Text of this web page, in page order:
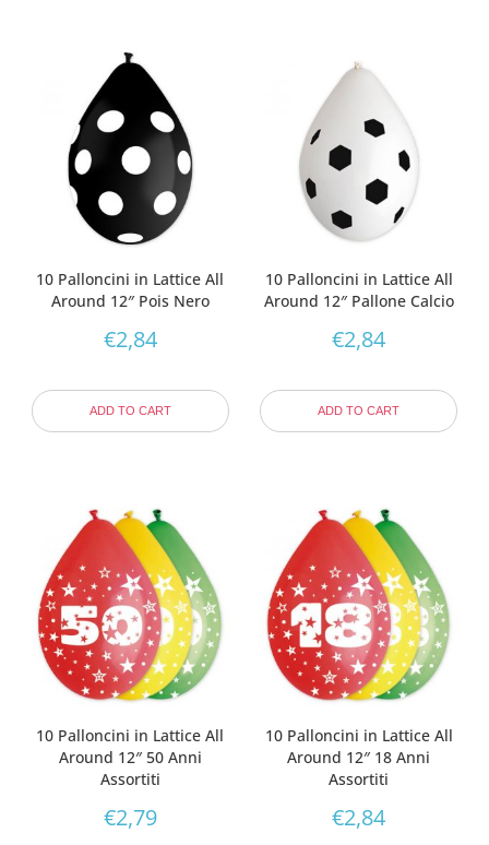
10 Palloncini in Lattice All
Around 12″ Pois Nero
€2,84
ADD TO CART
10 Palloncini in Lattice All
Around 12″ Pallone Calcio
€2,84
ADD TO CART
10 Palloncini in Lattice All
Around 12″ 50 Anni
Assortiti
€2,79
10 Palloncini in Lattice All
Around 12″ 18 Anni
Assortiti
€2,84